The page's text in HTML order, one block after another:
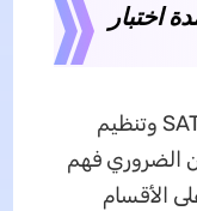
اختبار
عند التخطيط للاستعداد لـ اختبار SAT وتنظيم
الضروري فهم
الأقسام